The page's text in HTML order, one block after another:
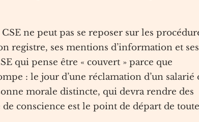
ne peut pas se reposer sur les
registre, ses mentions d’information et ses
qui pense être « couvert » parce que
: le jour d’une réclamation d’un salarié
morale distincte, qui devra rendre des
conscience est le point de départ de toute